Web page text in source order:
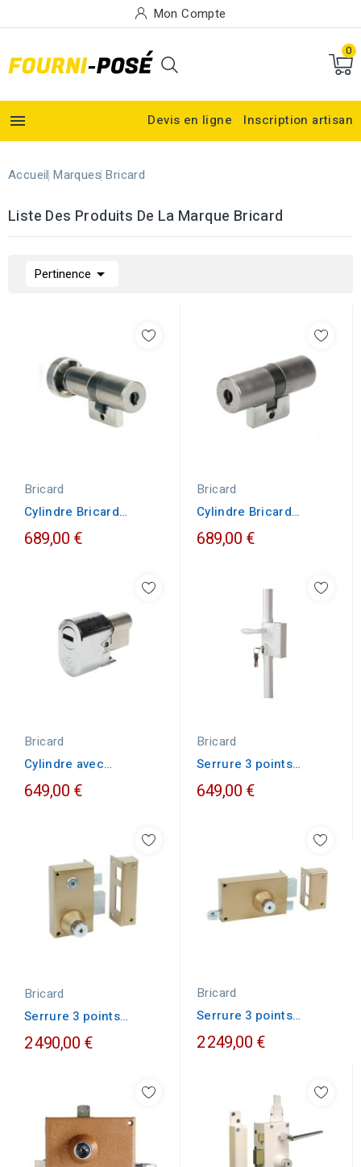
Mon Compte
0
 Devis en ligne Inscription artisan
Accueil Marques Bricard
Liste Des Produits De La Marque Bricard
Pertinence 
Bricard
Cylindre Bricard
Bloctout à bouton
689,00 €
Bricard
Cylindre Bricard
Bloctout double entrée
689,00 €
Bricard
Cylindre avec
protecteur chromé
Bricard...
649,00 €
Bricard
Serrure 3 points
Bricard A2P1
649,00 €
Bricard
Serrure 3 points
Bricard REMPART
verticale...
2 490,00 €
Bricard
Serrure 3 points
Bricard REMPART...
2 249,00 €